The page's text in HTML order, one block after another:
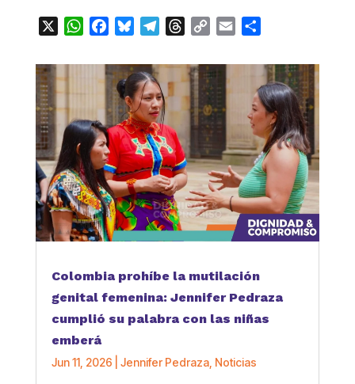
WhatsApp
FacebookBlueskyTelegramThreads
Copy Email
Colombia prohíbe la mutilación
genital femenina: Jennifer Pedraza
cumplió su palabra con las niñas
emberá
Jun 11, 2026 Jennifer Pedraza, Noticias